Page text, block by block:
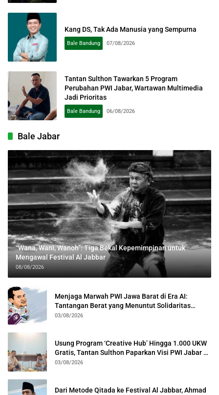
Kang DS, Tak Ada Manusia yang Sempurna
Bale Bandung 07/08/2026
Tantan Sulthon Tawarkan 5 Program
Perubahan PWI Jabar, Wartawan Multimedia
Jadi Prioritas
Bale Bandung 06/08/2026
Bale Jabar
“Wana, Wani, Wanoh”: Tiga Bekal Kepemimpinan untuk
Mengawal Festival Al Jabbar
08/08/2026
Menjaga Marwah PWI Jawa Barat di Era AI:
Tantangan Berat yang Menuntut Solidaritas
Lintas Generasi
03/08/2026
Usung Program ‘Creative Hub’ Hingga 1.000 UKW
Gratis, Tantan Sulthon Paparkan Visi PWI Jabar di
Kota Bogor
03/08/2026
Dari Metode Qitada ke Festival Al Jabbar, Ahmad